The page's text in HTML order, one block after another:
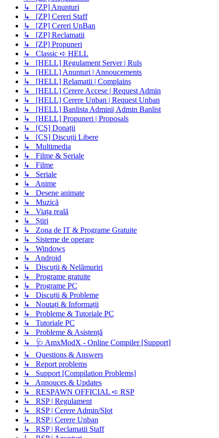
↳ [ZP] Anunturi
↳ [ZP] Cereri Staff
↳ [ZP] Cereri UnBan
↳ [ZP] Reclamatii
↳ [ZP] Propuneri
↳ Classic ➪ HELL
↳ [HELL] Regulament Server | Ruls
↳ [HELL] Anunturi | Annoucements
↳ [HELL] Relamatii | Complains
↳ [HELL] Cerere Accese | Request Admin
↳ [HELL] Cerere Unban | Request Unban
↳ [HELL] Banlista Admini| Admin Banlist
↳ [HELL] Propuneri | Proposals
↳ [CS] Donații
↳ [CS] Discuții Libere
↳ Multimedia
↳ Filme & Seriale
↳ Filme
↳ Seriale
↳ Anime
↳ Desene animate
↳ Muzică
↳ Viața reală
↳ Știri
↳ Zona de IT & Programe Gratuite
↳ Sisteme de operare
↳ Windows
↳ Android
↳ Discuții & Nelămuriri
↳ Programe gratuite
↳ Programe PC
↳ Discuții & Probleme
↳ Noutați & Informații
↳ Probleme & Tutoriale PC
↳ Tutoriale PC
↳ Probleme & Asistență
↳ 🩺 AmxModX - Online Compiler [Support]
↳ Questions & Answers
↳ Report problems
↳ Support [Compilation Problems]
↳ Annouces & Updates
↳ RESPAWN OFFICIAL ➪ RSP
↳ RSP | Regulament
↳ RSP | Cerere Admin/Slot
↳ RSP | Cerere Unban
↳ RSP | Reclamatii Staff